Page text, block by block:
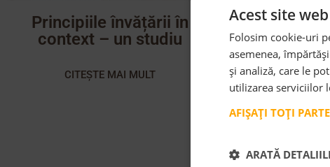
Principiile învățării în
context – un studiu
CITEȘTE MAI MULT
Acest site
Folosim cookie-uri
asemenea,
și analiză, care le
utilizarea serviciilor
AFIȘAȚI TOȚI
ARATĂ